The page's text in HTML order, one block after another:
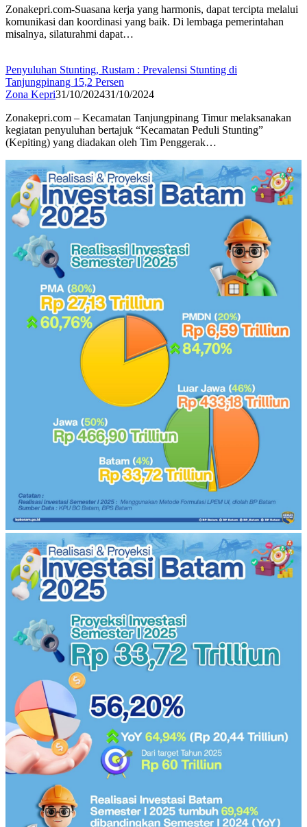
Zonakepri.com-Suasana kerja yang harmonis, dapat tercipta melalui
komunikasi dan koordinasi yang baik. Di lembaga pemerintahan
misalnya, silaturahmi dapat…
Penyuluhan Stunting, Rustam : Prevalensi Stunting di
Tanjungpinang 15,2 Persen
Zona Kepri31/10/202431/10/2024
Zonakepri.com – Kecamatan Tanjungpinang Timur melaksanakan
kegiatan penyuluhan bertajuk “Kecamatan Peduli Stunting”
(Kepiting) yang diadakan oleh Tim Penggerak…